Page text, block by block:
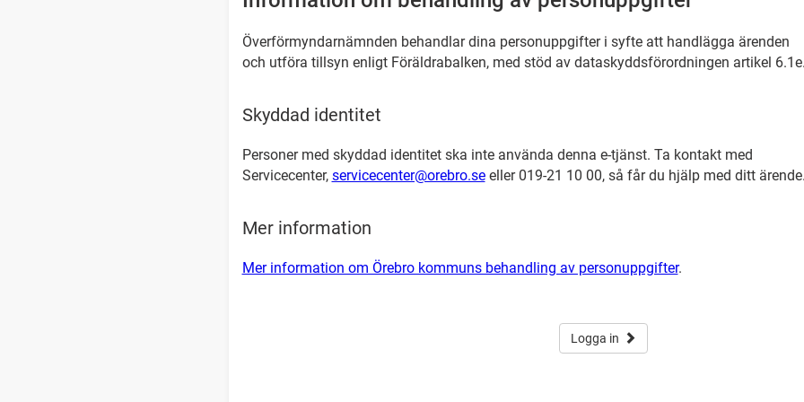
Överförmyndarnämnden behandlar dina personuppgifter i syfte att handlägga ärenden
och utföra tillsyn enligt Föräldrabalken, med stöd av dataskyddsförordningen artikel
Skyddad identitet
Personer med skyddad identitet ska inte använda denna e-tjänst. Ta kontakt med
Servicecenter, servicecenter@orebro.seeller 019-21 10 00, så får du hjälp med ditt
Mer information
Mer information om Örebro kommuns behandling av personuppgifter.
Logga in